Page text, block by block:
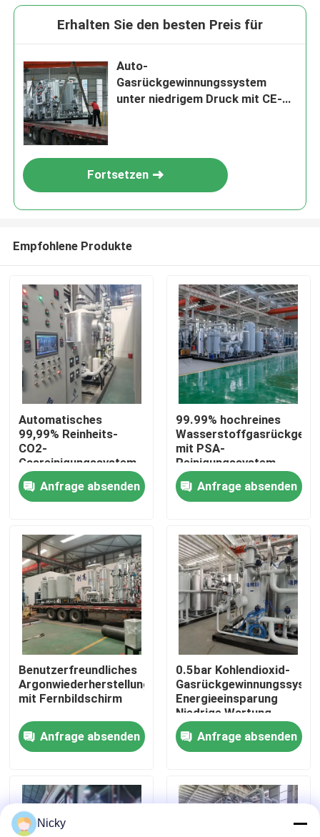
Zu Hause
Produkte
Werksbesichtigung
Qualitätskontrolle
Kontakt mit uns
Neuigkeiten
Bitte um ein Angebot
PSA-Stickstoffgasgeneratoren
Hoher Reinheitsgrad-Stickstoff-Generator
Erhalten Sie den besten Preis für
Auto-
Gasrückgewinnungssystem
unter niedrigem Druck mit CE-
Fortsetzen
Empfohlene Produkte
Automatisches
99,99% Reinheits-
CO2-
Gasreinigungssystem
mit Gasreiniger
Anfrage absenden
99.99% hochreines
mit PSA-
Reinigungssystem
Anfrage absenden
Benutzerfreundliches
Argonwiederherstellungssystem
mit Fernbildschirm
Anfrage absenden
0.5bar Kohlendioxid-
Energieeinsparung
Niedrige Wartung
Anfrage absenden
Nicky